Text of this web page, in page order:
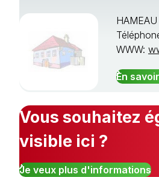
WWW:
En
Vous souhaitez
visible ici ?
Je veux plus d'informations